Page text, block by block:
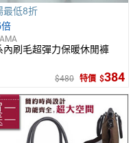
最低8折
倍
內刷毛超彈力保暖休閒褲
480 特價 384